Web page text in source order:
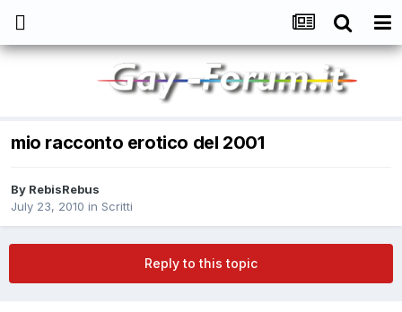
mio racconto erotico del 2001
By RebisRebus
July 23, 2010 in Scritti
Reply to this topic